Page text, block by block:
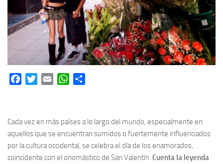
FacebookTwitterEmail WhatsApp
Cada vez en más países a lo largo del mundo, especialmente en
aquellos que se encuentran sumidos o fuertemente influenciados
por la cultura occidental, se celebra el día de los enamorados,
coincidente con el onomástico de San Valentín. Cuenta la leyenda